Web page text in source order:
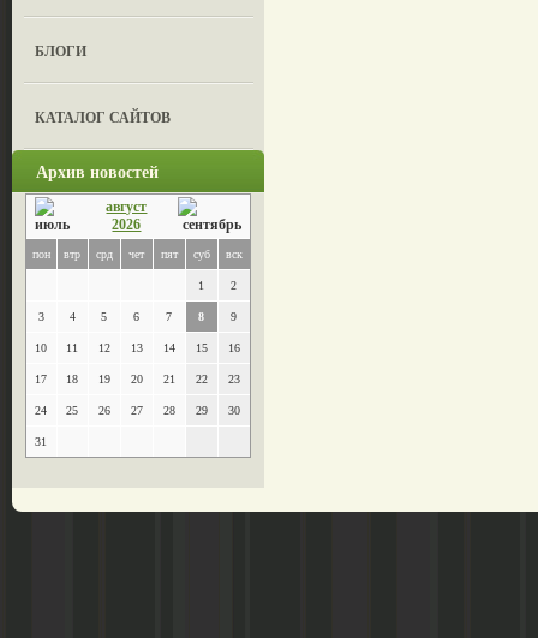
БЛОГИ
КАТАЛОГ САЙТОВ
Архив новостей
август
2026
пон втр срд чет пят суб вск
1 2
3 4 5 6 7 8 9
10 11 12 13 14 15 16
17 18 19 20 21 22 23
24 25 26 27 28 29 30
31